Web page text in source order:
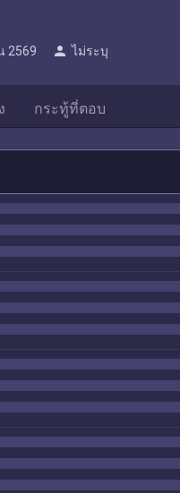
2569 person ไม่ระบุ
กระทู้ที่ตอบ